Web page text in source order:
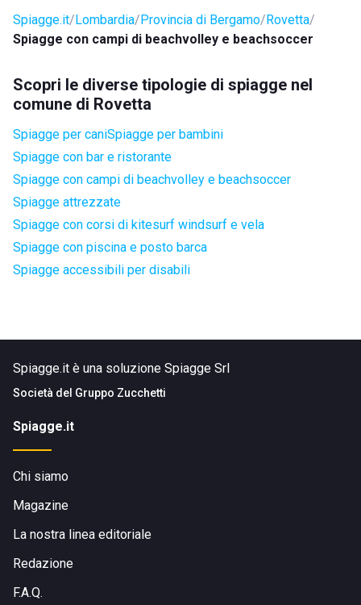
Spiagge.it Lombardia Provincia di Bergamo Rovetta
Spiagge con campi di beachvolley e beachsoccer
Scopri le diverse tipologie di spiagge nel
comune di Rovetta
Spiagge per caniSpiagge per bambini
Spiagge con bar e ristorante
Spiagge con campi di beachvolley e beachsoccer
Spiagge attrezzate
Spiagge con corsi di kitesurf windsurf e vela
Spiagge con piscina e posto barca
Spiagge accessibili per disabili
Spiagge.it è una soluzione Spiagge Srl
Società del Gruppo Zucchetti
Spiagge.it
Chi siamo
Magazine
La nostra linea editoriale
Redazione
F.A.Q.